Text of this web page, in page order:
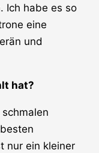
Ich habe es so
eine
und
hat?
nur ein kleiner